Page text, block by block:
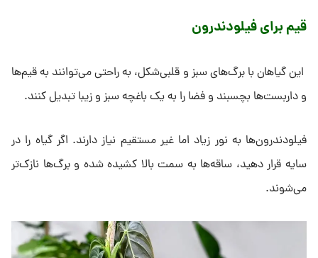
قیم برای فیلودندرون
این گیاهان با برگ‌های سبز و قلبی‌شکل، به راحتی می‌توانند به قیم‌ها
و داربست‌ها بچسبند و فضا را به یک باغچه سبز و زیبا تبدیل کنند.
فیلودندرون‌ها به نور زیاد اما غیر مستقیم نیاز دارند. اگر گیاه را در
سایه قرار دهید، ساقه‌ها به سمت بالا کشیده شده و برگ‌ها نازک‌تر
می‌شوند.